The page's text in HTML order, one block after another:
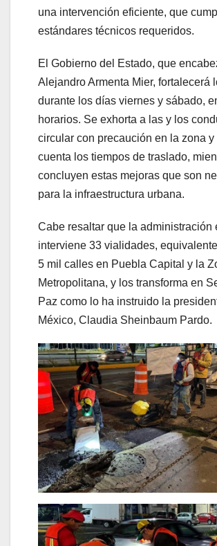
una intervención eficiente, que
estándares técnicos requeridos.
El Gobierno del Estado, que
Alejandro Armenta Mier, fortalecerá
durante los días viernes y sábado,
horarios. Se exhorta a las y los
circular con precaución en la zona y
cuenta los tiempos de traslado,
concluyen estas mejoras que son
para la infraestructura urbana.
Cabe resaltar que la administración
interviene 33 vialidades,
5 mil calles en Puebla Capital y la
Metropolitana, y los transforma en
Paz como lo ha instruido la
México, Claudia Sheinbaum Pardo.